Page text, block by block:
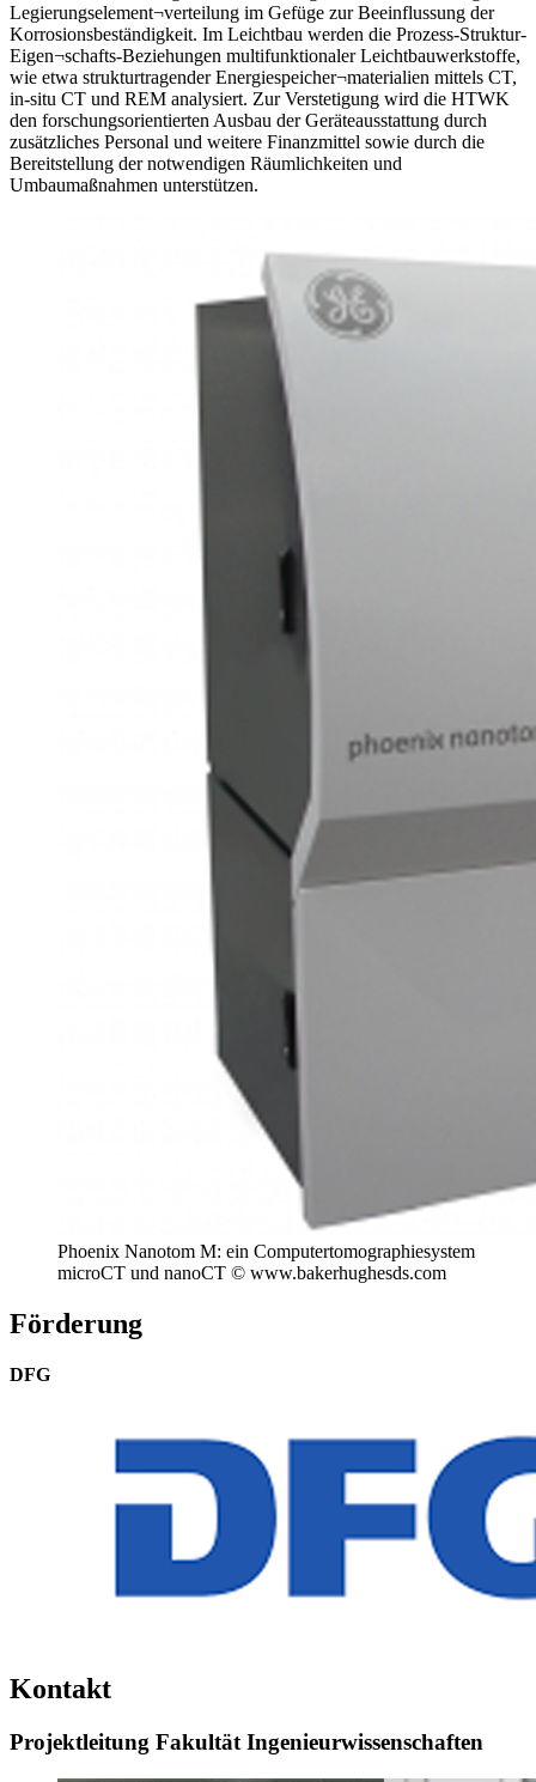
Legierungselement¬verteilung im Gefüge zur Beeinflussung der
Korrosionsbeständigkeit. Im Leichtbau werden die Prozess-Struktur-
Eigen¬schafts-Beziehungen multifunktionaler Leichtbauwerkstoffe,
wie etwa strukturtragender Energiespeicher¬materialien mittels CT,
in-situ CT und REM analysiert. Zur Verstetigung wird die HTWK
den forschungsorientierten Ausbau der Geräteausstattung durch
zusätzliches Personal und weitere Finanzmittel sowie durch die
Bereitstellung der notwendigen Räumlichkeiten und
Umbaumaßnahmen unterstützen.
Phoenix Nanotom M: ein Computertomographiesystem
microCT und nanoCT © www.bakerhughesds.com
Förderung
DFG
Kontakt
Projektleitung Fakultät Ingenieurwissenschaften